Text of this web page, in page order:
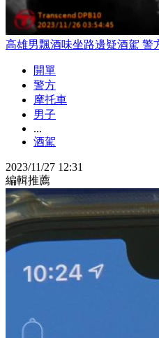
高雄男飄酒味坐路邊疑酒駕 警
開單
警方
摩托車
男子
...
酒駕
2023/11/27 12:31
編輯推薦